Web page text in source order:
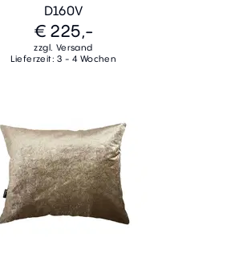
D160V
€ 225,-
zzgl. Versand
Lieferzeit: 3 - 4 Wochen